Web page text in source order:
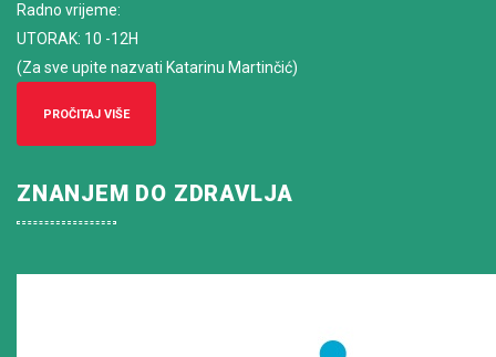
Radno vrijeme:
UTORAK: 10 -12H
(Za sve upite nazvati Katarinu Martinčić)
PROČITAJ VIŠE
ZNANJEM DO ZDRAVLJA